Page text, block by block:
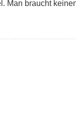
Man braucht